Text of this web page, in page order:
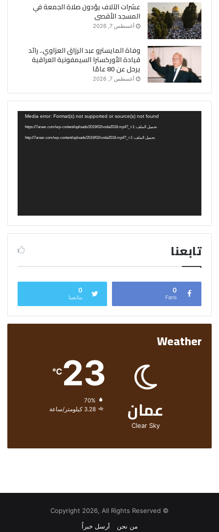
عشرات الآلاف يؤدون صلاة الجمعة في
المسجد الأقصى
أغسطس 7, 2026
وفاة المايسترو عبد الرزاق العزاوي.. رائد
قيادة الأوركسترا السيمفونية العراقية
يرحل عن 80 عامًا
أغسطس 7, 2026
Media error: Format(s) not supported or source(s) not found
تحميل الملف: https://7areer.com/wp-content/uploads/2019/02/voda2018.mp4?_=1
تحميل الملف: http://7areer.com/wp-content/uploads/2019/02/voda2018.mp4?_=1
تابعنا
0
Fans
0
متابعينا
Weather
عمان
Clear Sky
23
℃
الرطوبة:
الرياح:3.28 كيلومتر/ساعة
© Copyright 2026, All Rights Reserved
من نحن
أرسل خبراً